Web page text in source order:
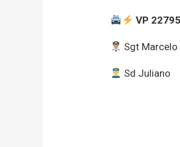
VP 22795
Sgt Marcelo
Sd Juliano